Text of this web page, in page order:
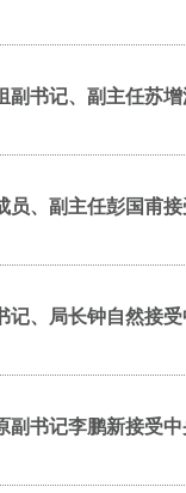
副书记、副主任苏
员、副主任彭国甫
记、局长钟自然接
副书记李鹏新接受